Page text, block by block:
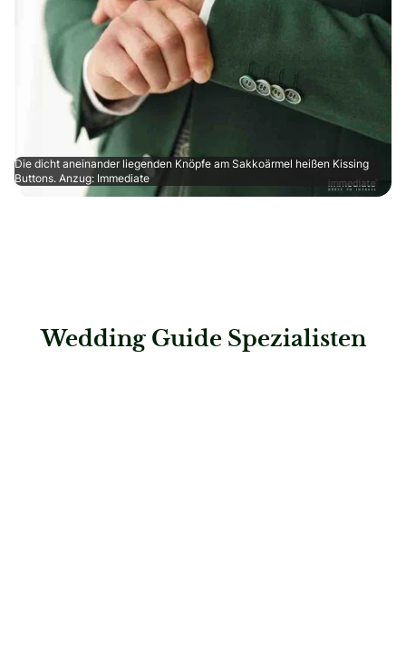
Die dicht aneinander liegenden Knöpfe am Sakkoärmel heißen Kissing
Buttons. Anzug: Immediate
Wedding Guide Spezialisten